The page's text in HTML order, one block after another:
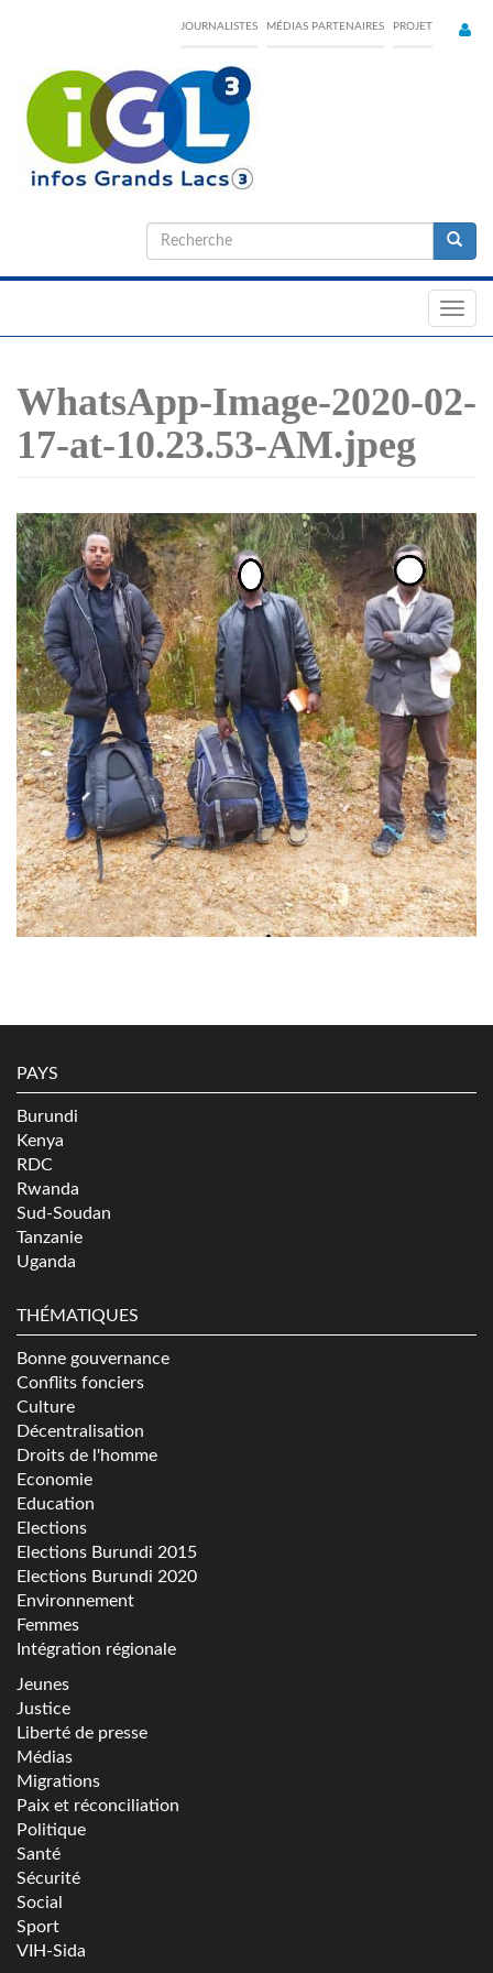
content
JOURNALISTES MÉDIAS PARTENAIRES PROJET
Formulaire
de
WhatsApp-Image-2020-02-
17-at-10.23.53-AM.jpeg
PAYS
Burundi
Kenya
RDC
Rwanda
Sud-Soudan
Tanzanie
Uganda
THÉMATIQUES
Bonne gouvernance
Conflits fonciers
Culture
Décentralisation
Droits de l'homme
Economie
Education
Elections
Elections Burundi 2015
Elections Burundi 2020
Environnement
Femmes
Intégration régionale
Jeunes
Justice
Liberté de presse
Médias
Migrations
Paix et réconciliation
Politique
Santé
Sécurité
Social
Sport
VIH-Sida